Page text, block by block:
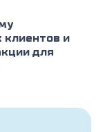
4.
аборта;
клиентов и
для